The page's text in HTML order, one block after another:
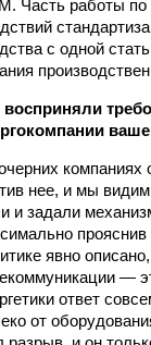
Часть работы
с одной
восприняли
компаниях
нее, и мы
и задали
явно
—
ответ
от